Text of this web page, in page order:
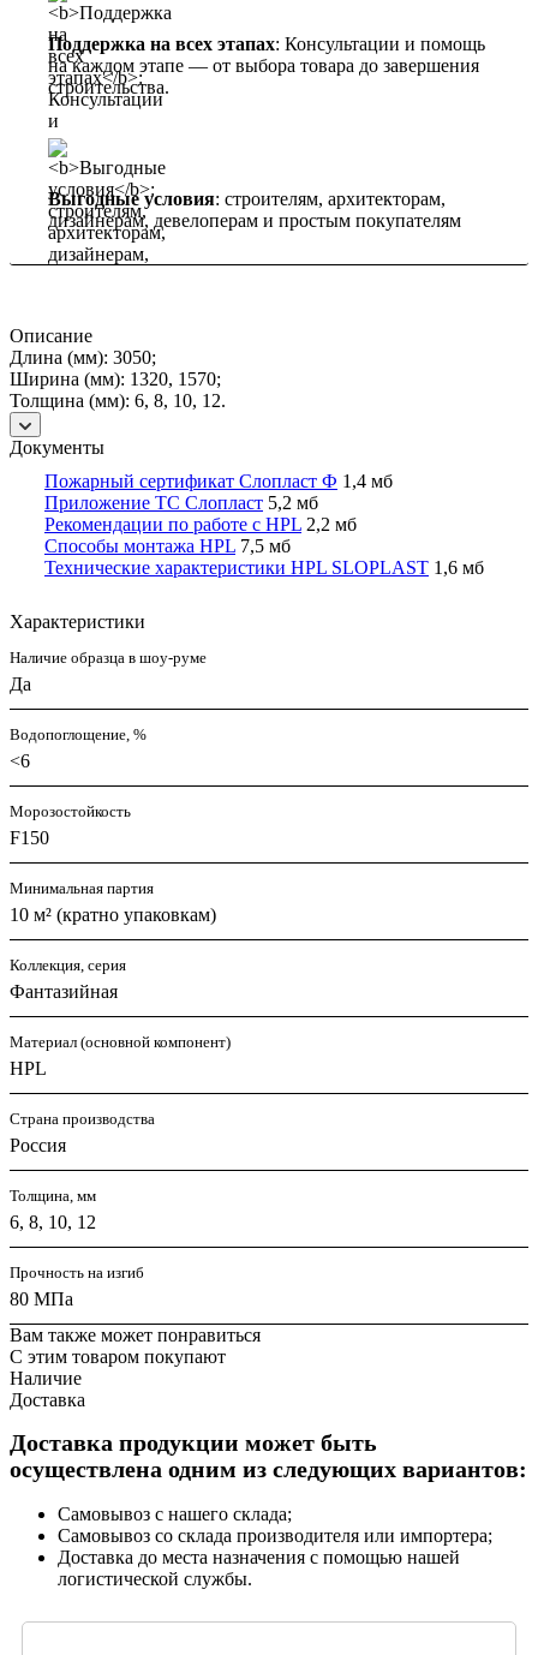
Поддержка на всех этапах: Консультации и помощь
на каждом этапе — от выбора товара до завершения
строительства.
Выгодные условия: строителям, архитекторам,
дизайнерам, девелоперам и простым покупателям
Описание
Длина (мм): 3050;
Ширина (мм): 1320, 1570;
Толщина (мм): 6, 8, 10, 12.
Документы
Пожарный сертификат Слопласт Ф 1,4 мб
Приложение ТС Слопласт 5,2 мб
Рекомендации по работе с HPL 2,2 мб
Способы монтажа HPL 7,5 мб
Технические характеристики HPL SLOPLAST 1,6 мб
Характеристики
Наличие образца в шоу-руме
Да
Водопоглощение, %
<6
Морозостойкость
F150
Минимальная партия
10 м² (кратно упаковкам)
Коллекция, серия
Фантазийная
Материал (основной компонент)
HPL
Страна производства
Россия
Толщина, мм
6, 8, 10, 12
Прочность на изгиб
80 МПа
Вам также может понравиться
С этим товаром покупают
Наличие
Доставка
Доставка продукции может быть
осуществлена одним из следующих вариантов:
Самовывоз с нашего склада;
Самовывоз со склада производителя или импортера;
Доставка до места назначения с помощью нашей
логистической службы.